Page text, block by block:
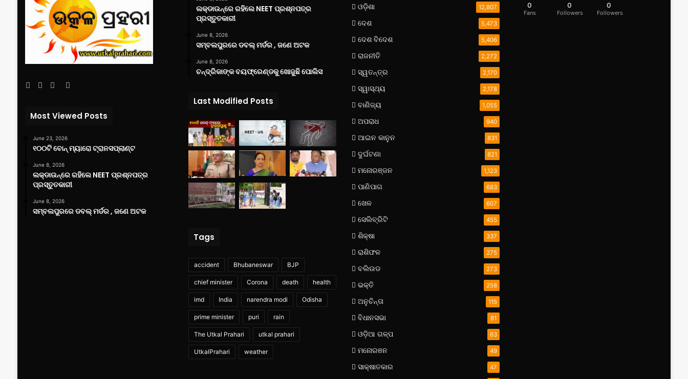
Facebook
TwitterYouTube
Most Viewed Posts
June 23, 2026
୧୦୦ଟି ବୋନ୍ ମ୍ୟାରୋ ଟ୍ରାନସପ୍ଲାଣ୍ଟ
June 8, 2026
ଲକ୍‌ଡାଉନ୍‌ରେ ରହିଲେ NEET ପ୍ରଶ୍ନପତ୍ର
ପ୍ରସ୍ତୁତକାରୀ
June 8, 2026
ସମ୍ବଲପୁରରେ ଡବଲ୍ ମର୍ଡର , ଜଣେ ଅଟକ
ଲକ୍‌ଡାଉନ୍‌ରେ ରହିଲେ NEET ପ୍ରଶ୍ନପତ୍ର
ପ୍ରସ୍ତୁତକାରୀ
June 8, 2026
ସମ୍ବଲପୁରରେ ଡବଲ୍ ମର୍ଡର , ଜଣେ ଅଟକ
June 8, 2026
ଚନ୍ଦ୍ରିକାଙ୍କ ବୟଫ୍ରେଣ୍ଡକୁ ଖୋଜୁଛି ପୋଲିସ
Last Modified Posts
Tags
accident Bhubaneswar BJP
chief minister Corona death health
imd India narendra modi Odisha
prime minister puri rain
The Utkal Prahari utkal prahari
UtkalPrahari weather
ଓଡ଼ିଶା 12,807
ଦେଶ 5,473
ଦେଶ ବିଦେଶ 5,406
ରାଜନୀତି 2,272
ସ୍ୱତନ୍ତ୍ର 2,170
ସ୍ୱାସ୍ଥ୍ୟ 2,178
ବାଣିଜ୍ୟ 1,055
ଅପରାଧ 940
ଆଇନ କାନୁନ 831
ଦୁର୍ଘଟଣା 821
ମନୋରଞ୍ଜନ 1,123
ପାଣିପାଗ 683
ଖେଳ 607
ସେଲିବ୍ରିଟି 455
ଶିକ୍ଷା 337
ରାଶିଫଳ 275
ବଲିଉଡ 273
ଭକ୍ତି 258
ଅନୁଚିନ୍ତା 115
ବିଧାନସଭା 81
ଓଡ଼ିଆ ଗଳ୍ପ 63
ମନୋରଞନ 49
ସାକ୍ଷାତକାର 47
0
Fans
0
Followers
0
Followers